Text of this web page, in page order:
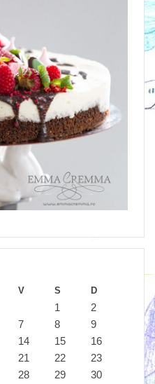
V S D
1
2
7 8
9
14 15
16
21 22
23
28 29
30